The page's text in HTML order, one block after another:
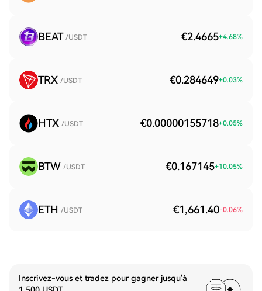
BEAT /USDT €2.4665+4.68%
TRX /USDT €0.284649+0.03%
HTX /USDT €0.00000155718+0.05%
BTW /USDT €0.167145+10.05%
ETH /USDT €1,661.40-0.06%
Inscrivez-vous et tradez pour gagner jusqu'à